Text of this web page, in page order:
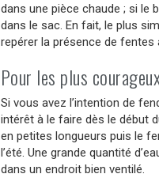
dans une pièce chaude ; si le
dans le sac. En fait, le plus
repérer la présence de fentes
Pour les plus
Si vous avez l’intention de
intérêt à le faire dès le début
en petites longueurs puis le
l’été. Une grande quantité
dans un endroit bien ventilé.